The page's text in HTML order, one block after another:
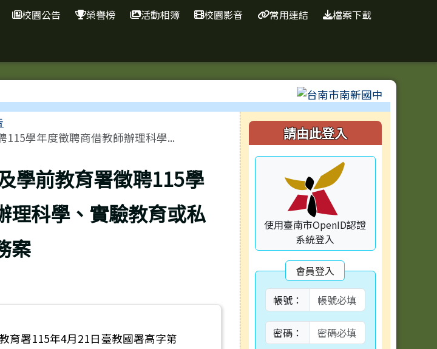
校園公告 榮譽榜 活動相簿 校園影音 常用連結 檔案下載
⏸
學年度徵聘商借教師辦理科學...
學前教育署徵聘115學
理科學、實驗教育或私
案
育署115年4月21日臺教國署高字第
右邊區域內容
請由此登入
使用臺南市OpenID認證
系統登入
會員登入
帳號：
密碼：